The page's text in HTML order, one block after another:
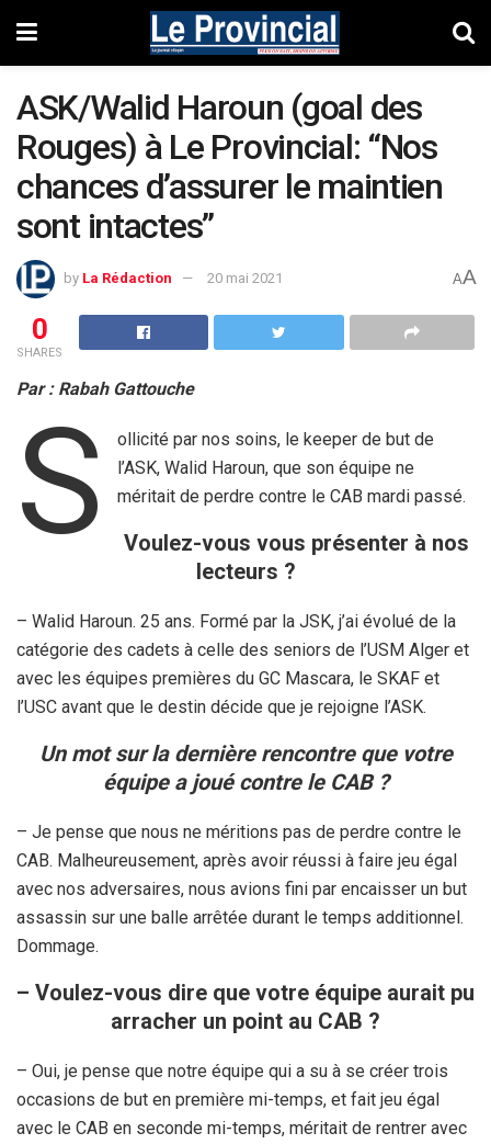
ASK/Walid Haroun (goal des
Rouges) à Le Provincial: “Nos
chances d’assurer le maintien
sont intactes”
by La Rédaction 20 mai 2021 AA
0
SHARES
Par : Rabah Gattouche
S
ollicité par nos soins, le keeper de but de
l’ASK, Walid Haroun, que son équipe ne
méritait de perdre contre le CAB mardi passé.
Voulez-vous vous présenter à nos
lecteurs ?
– Walid Haroun. 25 ans. Formé par la JSK, j’ai évolué de la
catégorie des cadets à celle des seniors de l’USM Alger et
avec les équipes premières du GC Mascara, le SKAF et
l’USC avant que le destin décide que je rejoigne l’ASK.
Un mot sur la dernière rencontre que votre
équipe a joué contre le CAB ?
– Je pense que nous ne méritions pas de perdre contre le
CAB. Malheureusement, après avoir réussi à faire jeu égal
avec nos adversaires, nous avions fini par encaisser un but
assassin sur une balle arrêtée durant le temps additionnel.
Dommage.
– Voulez-vous dire que votre équipe aurait pu
arracher un point au CAB ?
– Oui, je pense que notre équipe qui a su à se créer trois
occasions de but en première mi-temps, et fait jeu égal
avec le CAB en seconde mi-temps, méritait de rentrer avec